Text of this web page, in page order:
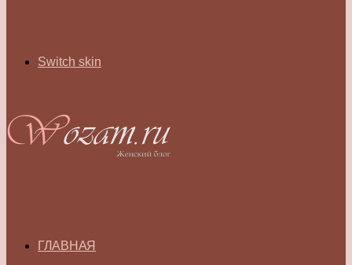
Switch skin
ГЛАВНАЯ